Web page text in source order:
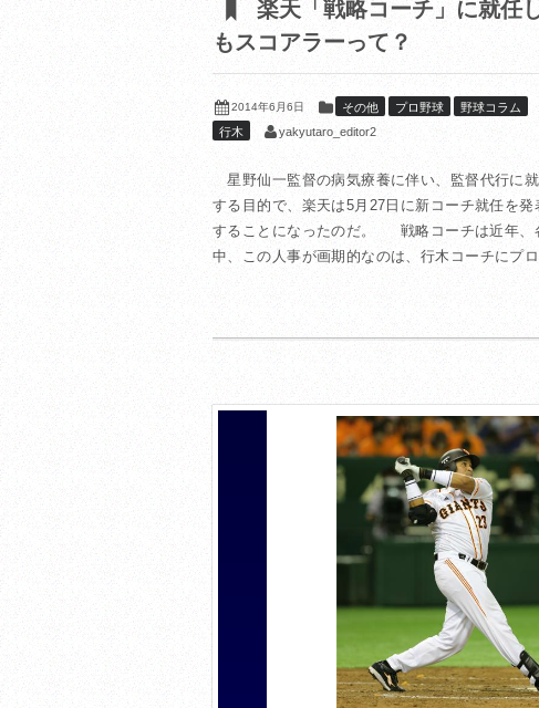
楽天「戦略コーチ」に就
もスコアラーって？
2014年6月6日 その他 プロ野球 野球コラム
行木
yakyutaro_editor2
星野仙一監督の病気療養に伴い、監督代行に
する目的で、楽天は5月27日に新コーチ就任を
することになったのだ。 戦略コーチは近年、
中、この人事が画期的なのは、行木コーチにプ